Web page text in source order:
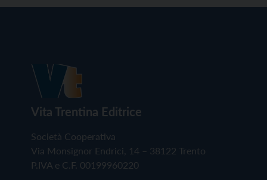
Vita Trentina Editrice
Società Cooperativa
Via Monsignor Endrici, 14 – 38122 Trento
P.IVA e C.F. 00199960220